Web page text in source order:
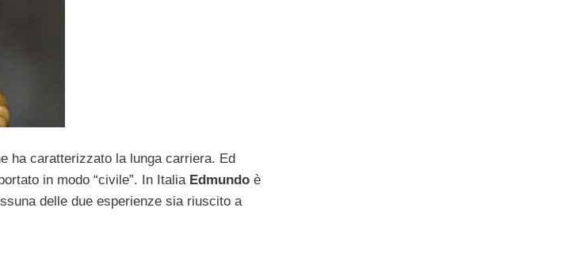
ha caratterizzato la lunga carriera. Ed
in modo “civile”. In Italia Edmundo è
delle due esperienze sia riuscito a